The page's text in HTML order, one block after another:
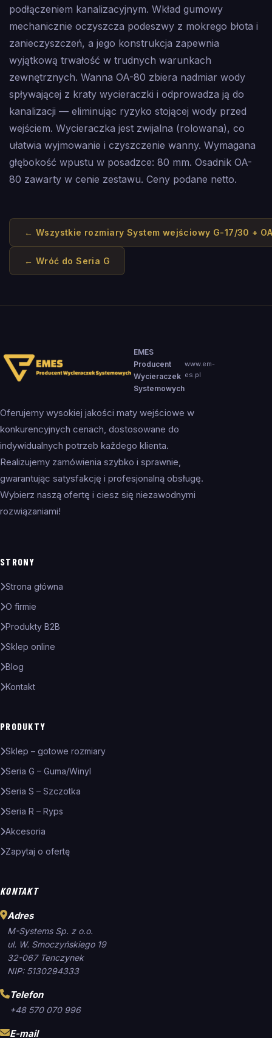
podłączeniem kanalizacyjnym. Wkład gumowy
mechanicznie oczyszcza podeszwy z mokrego błota i
zanieczyszczeń, a jego konstrukcja zapewnia
wyjątkową trwałość w trudnych warunkach
zewnętrznych. Wanna OA-80 zbiera nadmiar wody
spływającej z kraty wycieraczki i odprowadza ją do
kanalizacji — eliminując ryzyko stojącej wody przed
wejściem. Wycieraczka jest zwijalna (rolowana), co
ułatwia wyjmowanie i czyszczenie wanny. Wymagana
głębokość wpustu w posadzce: 80 mm. Osadnik OA-
80 zawarty w cenie zestawu. Ceny podane netto.
← Wszystkie rozmiary System wejściowy G-17/30 +
← Wróć doSeria G
EMES
Producent
Wycieraczek
Systemowych
www.em-
es.pl
Oferujemy wysokiej jakości maty wejściowe w
konkurencyjnych cenach, dostosowane do
indywidualnych potrzeb każdego klienta.
Realizujemy zamówienia szybko i sprawnie,
gwarantując satysfakcję i profesjonalną obsługę.
Wybierz naszą ofertę i ciesz się niezawodnymi
rozwiązaniami!
STRONY
Strona główna
O firmie
Produkty B2B
Sklep online
Blog
Kontakt
PRODUKTY
Sklep – gotowe rozmiary
Seria G – Guma/Winyl
Seria S – Szczotka
Seria R – Ryps
Akcesoria
Zapytaj o ofertę
KONTAKT
Adres
M-Systems Sp. z o.o.
ul. W. Smoczyńskiego 19
32-067 Tenczynek
NIP: 5130294333
Telefon
+48 570 070 996
E-mail